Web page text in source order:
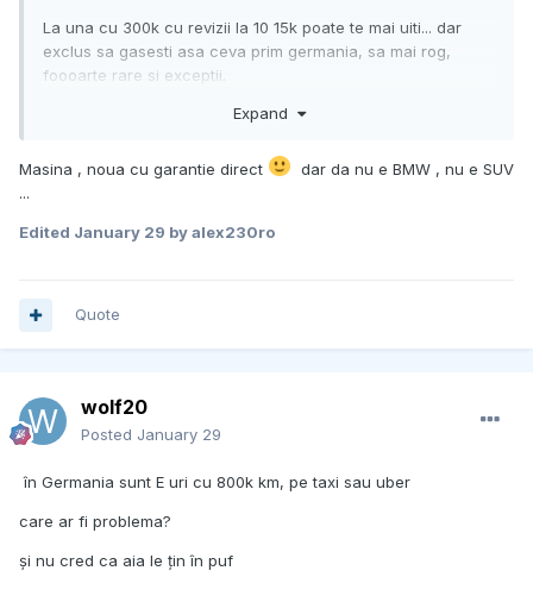
La una cu 300k cu revizii la 10 15k poate te mai uiti... dar
exclus sa gasesti asa ceva prim germania, sa mai rog,
foooarte rare si exceptii.
Nu zice nimeni ca masina e o cazatura, dar sunt sanse mari
corespunzatoare a unui bmw costa ceva bani... mirajul
chiar mai noua.
Expand
Masina , noua cu garantie direct
dar da nu e BMW , nu e SUV
...
Edited January 29 by alex230ro
Quote
wolf20
Posted January 29
în Germania sunt E uri cu 800k km, pe taxi sau uber
care ar fi problema?
și nu cred ca aia le țin în puf